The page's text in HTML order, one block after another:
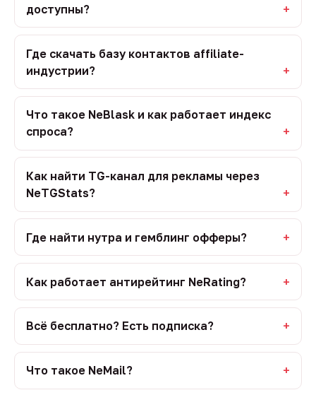
доступны?
Где скачать базу контактов affiliate-
индустрии?
Что такое NeBlask и как работает индекс
спроса?
Как найти TG-канал для рекламы через
NeTGStats?
Где найти нутра и гемблинг офферы?
Как работает антирейтинг NeRating?
Всё бесплатно? Есть подписка?
Что такое NeMail?